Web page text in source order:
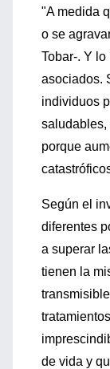
"A medida
o se
Tobar-. Y
asociados.
individuos
saludables,
porque
Según el
diferentes
a superar
tienen la
de vida y